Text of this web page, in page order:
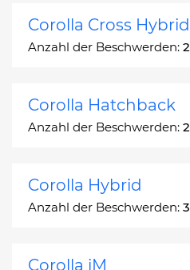
Corolla Cross Hybrid
Anzahl der Beschwerden: 2
Corolla Hatchback
Anzahl der Beschwerden: 2
Corolla Hybrid
Anzahl der Beschwerden: 3
Corolla iM